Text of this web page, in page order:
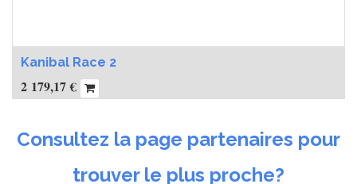
Kanibal Race 2
2 179,17€
Consultez la page partenaires pour
trouver le plus proche?